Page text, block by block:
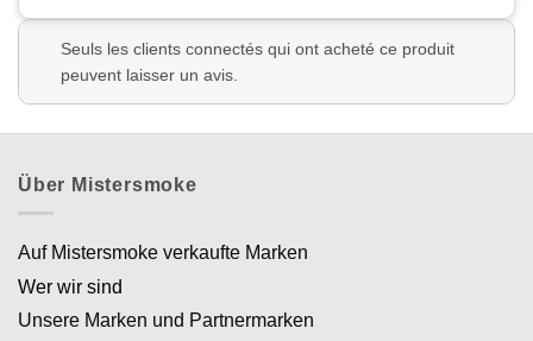
Seuls les clients connectés qui ont acheté ce produit
peuvent laisser un avis.
Über Mistersmoke
Auf Mistersmoke verkaufte Marken
Wer wir sind
Unsere Marken und Partnermarken